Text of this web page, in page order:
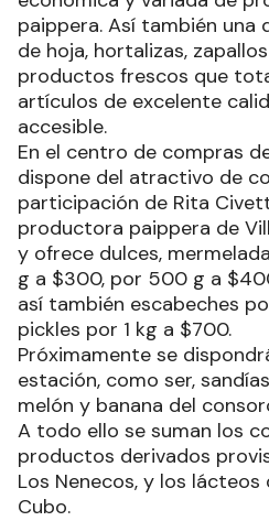
paippera. Así también una
de hoja, hortalizas,
productos frescos que
artículos de excelente
accesible.
En el centro de compras
dispone del atractivo de
participación de Rita
productora paippera de
y ofrece dulces,
g a $300, por 500 g a
así también escabeches
pickles por 1 kg a $700.
Próximamente se
estación, como ser,
melón y banana del
A todo ello se suman los
productos derivados
Los Nenecos, y los
Cubo.